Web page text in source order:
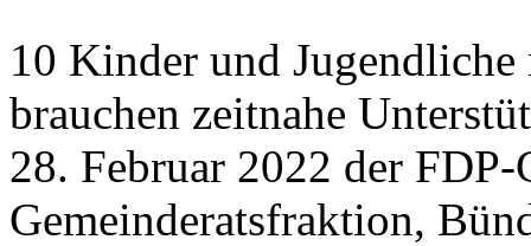
10 Kinder und
brauchen zeitnahe
28. Februar 2022 der
Gemeinderatsfraktion,